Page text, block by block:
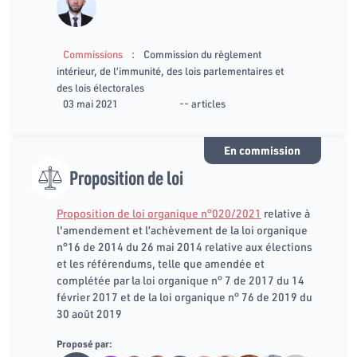
Commissions :
Commission du règlement
intérieur, de l’immunité, des lois parlementaires et
des lois électorales
03 mai 2021
-- articles
En commission
Proposition de loi
Proposition de loi organique n°020/2021 relative à
l'amendement et l’achèvement de la loi organique
n°16 de 2014 du 26 mai 2014 relative aux élections
et les référendums, telle que amendée et
complétée par la loi organique n° 7 de 2017 du 14
février 2017 et de la loi organique n° 76 de 2019 du
30 août 2019
Proposé par: